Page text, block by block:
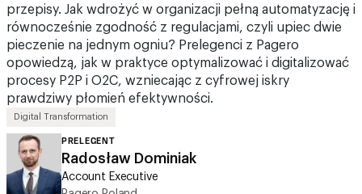
pieczenie na jednym ogniu? Prelegenci z Pagero
opowiedzą, jak w praktyce optymalizować i digitalizować
procesy P2P i O2C, wzniecając z cyfrowej iskry
prawdziwy płomień efektywności.
Digital Transformation
PRELEGENT
Radosław Dominiak
Account Executive
Pagero Poland